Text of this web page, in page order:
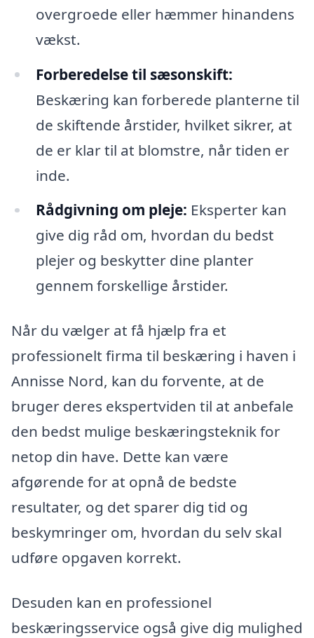
overgroede eller hæmmer hinandens
vækst.
Forberedelse til sæsonskift:
Beskæring kan forberede planterne til
de skiftende årstider, hvilket sikrer, at
de er klar til at blomstre, når tiden er
inde.
Rådgivning om pleje: Eksperter kan
give dig råd om, hvordan du bedst
plejer og beskytter dine planter
gennem forskellige årstider.
Når du vælger at få hjælp fra et
professionelt firma til beskæring i haven i
Annisse Nord, kan du forvente, at de
bruger deres ekspertviden til at anbefale
den bedst mulige beskæringsteknik for
netop din have. Dette kan være
afgørende for at opnå de bedste
resultater, og det sparer dig tid og
beskymringer om, hvordan du selv skal
udføre opgaven korrekt.
Desuden kan en professionel
beskæringsservice også give dig mulighed